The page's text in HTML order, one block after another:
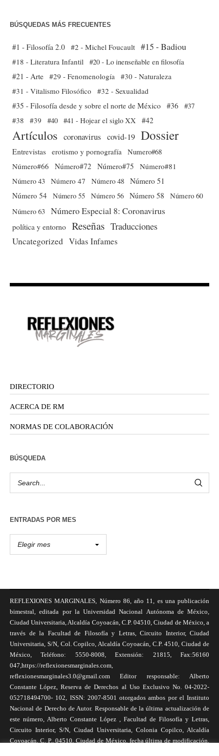
BÚSQUEDAS MÁS FRECUENTES
#1 - Filosofía 2.0 #2 - Michel Foucault #15 - Badiou
#18 - Literatura Infantil #20 - Lo inenseñable en filosofía
#21 - Arte #29 - Fenomenología #30 - Naturaleza
#31 - Vitalismo Filosófico
#32 - Sexualidad
#35 - Filosofía desde y sobre el norte de México #36 #37
#38
#39 #40 #41 - Hojear el siglo XX #42
Artículos coronavirus covid-19 Dossier
Entrevistas erotismo y pornografía Numero#68
Número#66
Número#72 Número#75
Número#81
Número 43 Número 47 Número 48 Número 51
Número 54 Número 55 Número 56 Número 58
Número 60
Número 63 Número Especial 8: Coronavirus
política y entorno Reseñas Traducciones
Uncategorized Vidas Infames
DIRECTORIO
ACERCA DE RM
NORMAS DE COLABORACIÓN
BÚSQUEDA
ENTRADAS POR MES
REFLEXIONES MARGINALES, Número 86, año 11, es una publicación
bimestral, editada por la Universidad Nacional Autónoma de México,
Ciudad Universitaria, Alcaldía Coyoacán, C.P. 04510, Ciudad de México, a
través de la Facultad de Filosofía y Letras, Circuito Interior, Ciudad
Universitaria, S/N, Col. Copilco, Alcaldía Coyoacán, C.P. 4510, Ciudad de
México, Teléfono: 5550-8008, Extensión: 21815, Fax:56160
047,https://reflexionesmarginales.com,
reflexionesmarginales3.0@gmail.com Editor responsable: Alberto
Constante López, Reserva de Derechos al Uso Exclusivo No. 04-2022-
052718494700- 102, ISSN: 2007-8501 otorgados ambos por el Instituto
Nacional de Derecho de Autor. Responsable de la última actualización de
este número, Alberto Constante López , Facultad de Filosofía y Letras,
Circuito Interior, S/N, Ciudad Universitaria, Colonia Copilco, Alcaldía
Coyoacán, C. P., 04510, Ciudad de México, fecha última de modificación,